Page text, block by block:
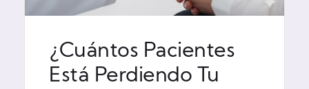
¿Cuántos Pacientes
Está Perdiendo Tu